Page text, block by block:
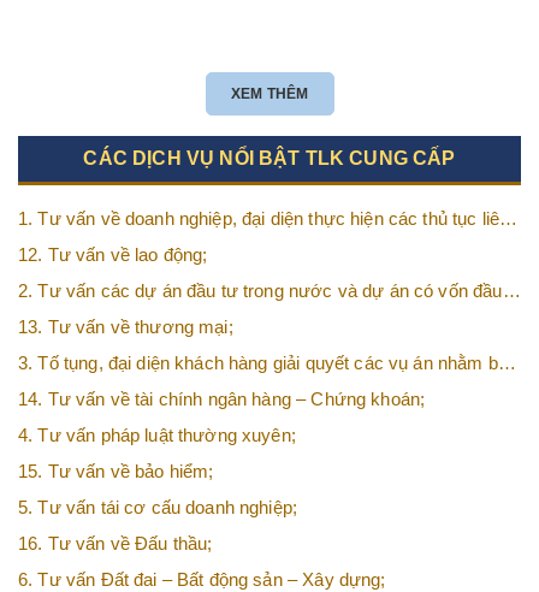
XEM THÊM
CÁC DỊCH VỤ NỔI BẬT TLK CUNG CẤP
1. Tư vấn về doanh nghiệp, đại diện thực hiện các thủ tục liên
quan tới doanh nghiệp;
12. Tư vấn về lao động;
2. Tư vấn các dự án đầu tư trong nước và dự án có vốn đầu
tư nước ngoài (FDI);
13. Tư vấn về thương mại;
3. Tố tụng, đại diện khách hàng giải quyết các vụ án nhằm bảo
vệ tối đa các quyền và lợi ích của khách hàng;
14. Tư vấn về tài chính ngân hàng – Chứng khoán;
4. Tư vấn pháp luật thường xuyên;
15. Tư vấn về bảo hiểm;
5. Tư vấn tái cơ cấu doanh nghiệp;
16. Tư vấn về Đấu thầu;
6. Tư vấn Đất đai – Bất động sản – Xây dựng;